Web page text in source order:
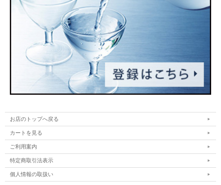
お店のトップへ戻る
カートを見る
ご利用案内
特定商取引法表示
個人情報の取扱い